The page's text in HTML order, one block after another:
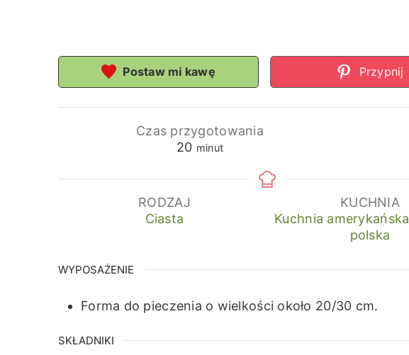
Postaw mi kawę Przypnij
Czas przygotowania
20minuty
minut
RODZAJ
Ciasta
KUCHNIA
Kuchnia amerykańska
polska
WYPOSAŻENIE
Forma do pieczenia o wielkości około 20/30 cm.
SKŁADNIKI